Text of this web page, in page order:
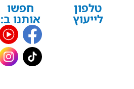
טלפון
לייעוץ
חפשו
אותנו ב: